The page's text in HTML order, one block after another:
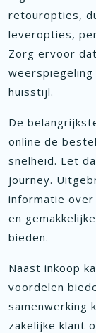
retouropties,
leveropties,
Zorg ervoor
weerspiegeling
huisstijl.
De
online de
snelheid. Let
journey.
informatie
en
bieden.
Naast inkoop
voordelen
samenwerking
zakelijke klant